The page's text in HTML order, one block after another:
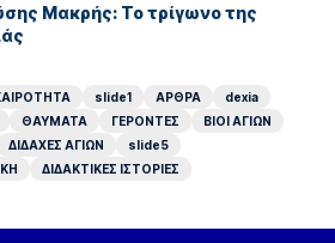
Μακρής: Το τρίγωνο της
slide1 ΑΡΘΡΑ
dexia
ΘΑΥΜΑΤΑ ΓΕΡΟΝΤΕΣ
ΒΙΟΙ ΑΓΙΩΝ
ΔΙΔΑΧΕΣ ΑΓΙΩΝ
slide5
ΔΙΔΑΚΤΙΚΕΣ ΙΣΤΟΡΙΕΣ